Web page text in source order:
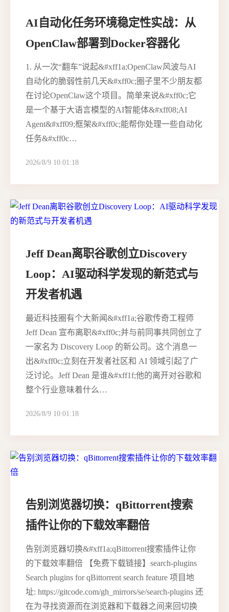
AI自动化任务环境稳定性实战：从
OpenClaw部署到Docker容器化
1. 从一次“翻车”说起&#xff1a;OpenClaw风波与AI
自动化的脆弱性前几天&#xff0c;圈子里不少朋友都
在讨论OpenClaw这个项目。简单来说&#xff0c;它
是一个基于大语言模型的AI智能体&#xff08;AI
Agent&#xff09;框架&#xff0c;能帮你处理一些自动化
任务&#xff0c…
2026/8/9 10:01:18
Jeff Dean离职谷歌创立Discovery
Loop：AI驱动科学发现的新范式与
开发者机遇
最近科技圈有个大新闻&#xff1a;谷歌传奇工程师
Jeff Dean 宣布离职&#xff0c;并与前同事共同创立了
一家名为 Discovery Loop 的新公司。这个消息一
出&#xff0c;立刻在开发者社区和 AI 领域引起了广
泛讨论。Jeff Dean 是谁&#xff1f;他的离开对谷歌和
整个行业意味着什么…
2026/8/9 10:01:18
告别浏览器切换：qBittorrent搜索
插件让你的下载效率翻倍
告别浏览器切换&#xff1a;qBittorrent搜索插件让你
的下载效率翻倍 【免费下载链接】search-plugins
Search plugins for qBittorrent search feature 项目地
址: https://gitcode.com/gh_mirrors/se/search-plugins 还
在为寻找资源而在浏览器和下载器之间来回切换